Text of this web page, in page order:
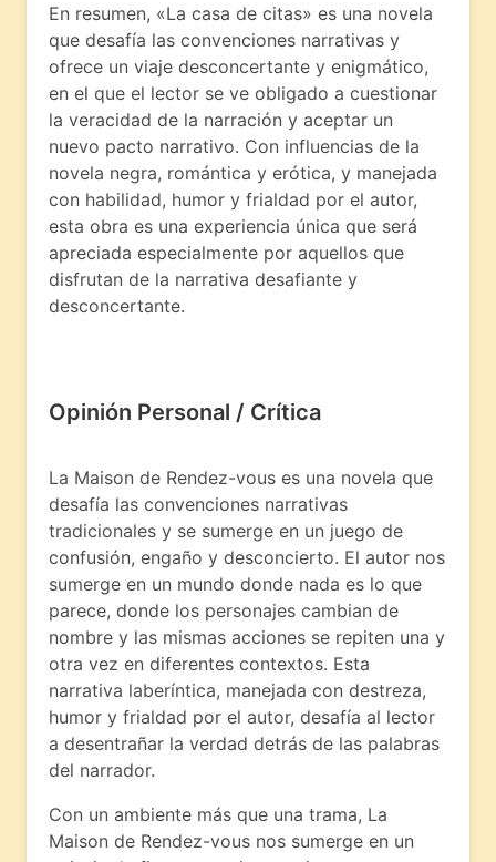
En resumen, «La casa de citas» es una novela
que desafía las convenciones narrativas y
ofrece un viaje desconcertante y enigmático,
en el que el lector se ve obligado a cuestionar
la veracidad de la narración y aceptar un
nuevo pacto narrativo. Con influencias de la
novela negra, romántica y erótica, y manejada
con habilidad, humor y frialdad por el autor,
esta obra es una experiencia única que será
apreciada especialmente por aquellos que
disfrutan de la narrativa desafiante y
desconcertante.
Opinión Personal / Crítica
La Maison de Rendez-vous es una novela que
desafía las convenciones narrativas
tradicionales y se sumerge en un juego de
confusión, engaño y desconcierto. El autor nos
sumerge en un mundo donde nada es lo que
parece, donde los personajes cambian de
nombre y las mismas acciones se repiten una y
otra vez en diferentes contextos. Esta
narrativa laberíntica, manejada con destreza,
humor y frialdad por el autor, desafía al lector
a desentrañar la verdad detrás de las palabras
del narrador.
Con un ambiente más que una trama, La
Maison de Rendez-vous nos sumerge en un